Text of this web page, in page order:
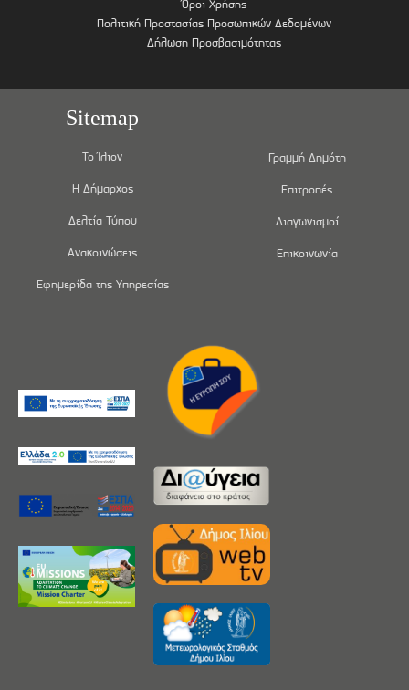
Όροι Χρήσης
Πολιτική Προστασίας Προσωπικών Δεδομένων
Δήλωση Προσβασιμότητας
Sitemap
Το Ίλιον
Η Δήμαρχος
Δελτία Τύπου
Ανακοινώσεις
Εφημερίδα της Υπηρεσίας
Γραμμή Δημότη
Επιτροπές
Διαγωνισμοί
Επικοινωνία